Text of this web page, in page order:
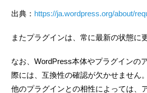
出典： https://ja.wordpress.org/about/
またプラグインは、常に最新の状態に
なお、WordPress本体やプラグインの
際には、互換性の確認が欠かせません
他のプラグインとの相性によっては、